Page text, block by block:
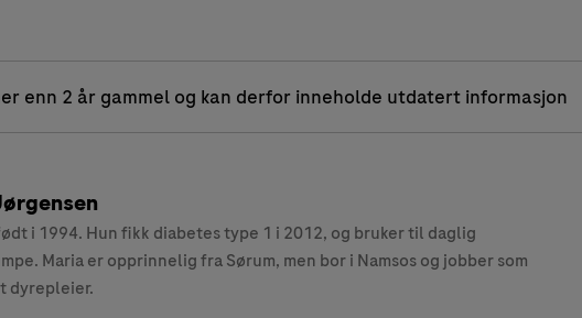
enn 2 år gammel og kan derfor inneholde utdatert informasjon
i 1994. Hun fikk diabetes type 1 i 2012, og bruker til daglig
Maria er opprinnelig fra Sørum, men bor i Namsos og jobber som
dyrepleier.